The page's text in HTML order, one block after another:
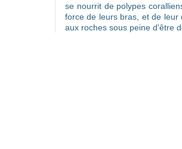
se nourrit de polypes
force de leurs bras, et de leur
aux roches sous peine d'être